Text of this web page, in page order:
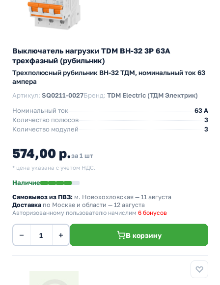
Выключатель нагрузки TDM ВН-32 3P 63A
трехфазный (рубильник)
Трехполюсный рубильник BH-32 ТДМ, номинальный ток 63
ампера
Артикул: SQ0211-0027Бренд: TDM Electric (ТДМ Электрик)
Номинальный ток
63 A
Количество полюсов
3
Количество модулей
3
574,00 р.за 1 шт
* цена указана с учетом НДС.
Наличие
Самовывоз из ПВЗ: м. Новохохловская — 11 августа
Доставка по Москве и области — 12 августа
Авторизованному пользователю начислим 6 бонусов
− + В корзину